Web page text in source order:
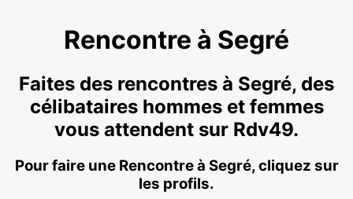
Rencontre à Segré
Faites des rencontres à Segré, des
célibataires hommes et femmes
vous attendent sur Rdv49.
Pour faire une Rencontre à Segré, cliquez sur
les profils.